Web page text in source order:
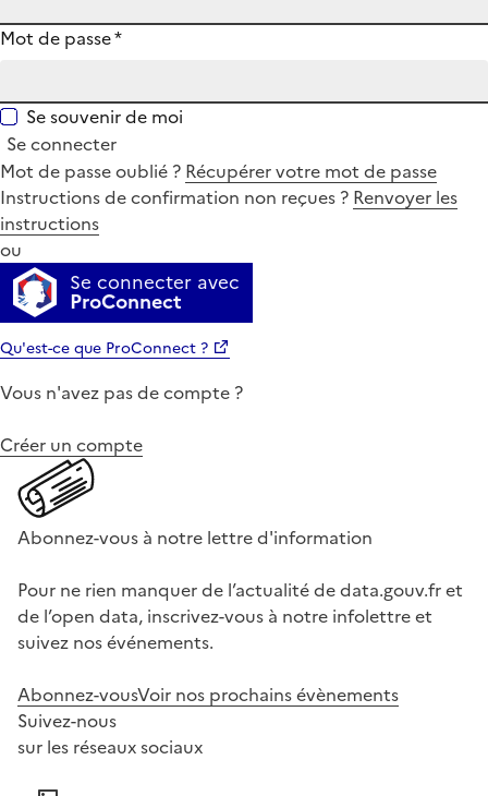
Mot de passe*
Se souvenir de moi
Se connecter
Mot de passe oublié ? Récupérer votre mot de passe
Instructions de confirmation non reçues ? Renvoyer les
instructions
ou
Se connecter avec
ProConnect
Qu'est-ce que ProConnect ?
Vous n'avez pas de compte ?
Créer un compte
Abonnez-vous à notre lettre d'information
Pour ne rien manquer de l’actualité de data.gouv.fr et
de l’open data, inscrivez-vous à notre infolettre et
suivez nos événements.
Abonnez-vousVoir nos prochains évènements
Suivez-nous
sur les réseaux sociaux